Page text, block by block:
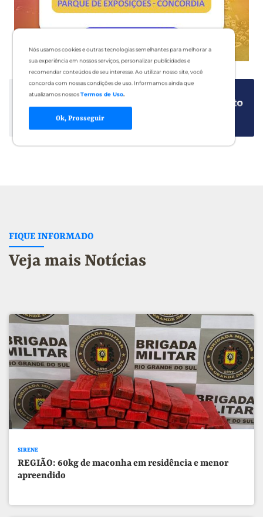
Nós usamos cookies e outras tecnologias semelhantes para melhorar a
sua experiência em nossos serviços, personalizar publicidades e
recomendar conteúdos de seu interesse. Ao utilizar nosso site, você
concorda com nossas condições de uso. Informamos ainda que
atualizamos nossosTermos de Uso.
Ok, Prosseguir
FIQUE INFORMADO
Veja mais Notícias
SIRENE
REGIÃO: 60kg de maconha em residência e menor
apreendido